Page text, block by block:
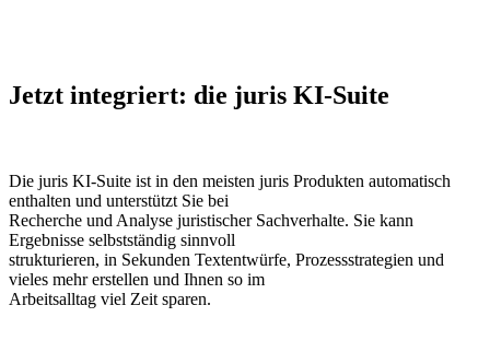
Jetzt integriert: die juris KI-Suite
Die juris KI-Suite ist in den meisten juris Produkten automatisch
enthalten und unterstützt Sie bei
Recherche und Analyse juristischer Sachverhalte. Sie kann
Ergebnisse selbstständig sinnvoll
strukturieren, in Sekunden Textentwürfe, Prozessstrategien und
vieles mehr erstellen und Ihnen so im
Arbeitsalltag viel Zeit sparen.